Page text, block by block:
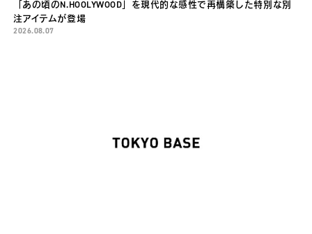
「あの頃のN.HOOLYWOOD」を現代的な感性で再構築した特別な別
注アイテムが登場
2026.08.07